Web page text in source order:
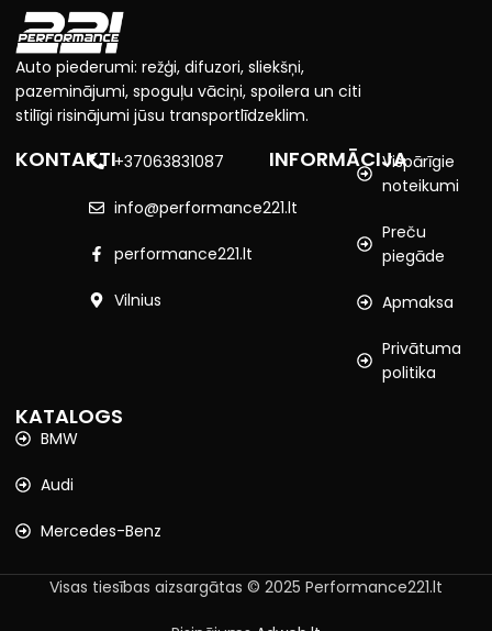
Auto piederumi: režģi, difuzori, sliekšņi,
pazeminājumi, spoguļu vāciņi, spoilera un citi
stilīgi risinājumi jūsu transportlīdzeklim.
KONTAKTI+37063831087
info@performance221.lt
performance221.lt
Vilnius
INFORMĀCIJAVispārīgie
noteikumi
Preču
piegāde
Apmaksa
Privātuma
politika
KATALOGS
BMW
Audi
Mercedes-Benz
Visas tiesības aizsargātas © 2025 Performance221.lt